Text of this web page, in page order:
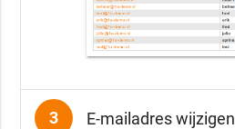
3 E-mailadres wijzigen